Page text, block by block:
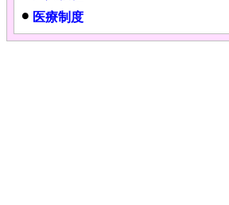
医療制度